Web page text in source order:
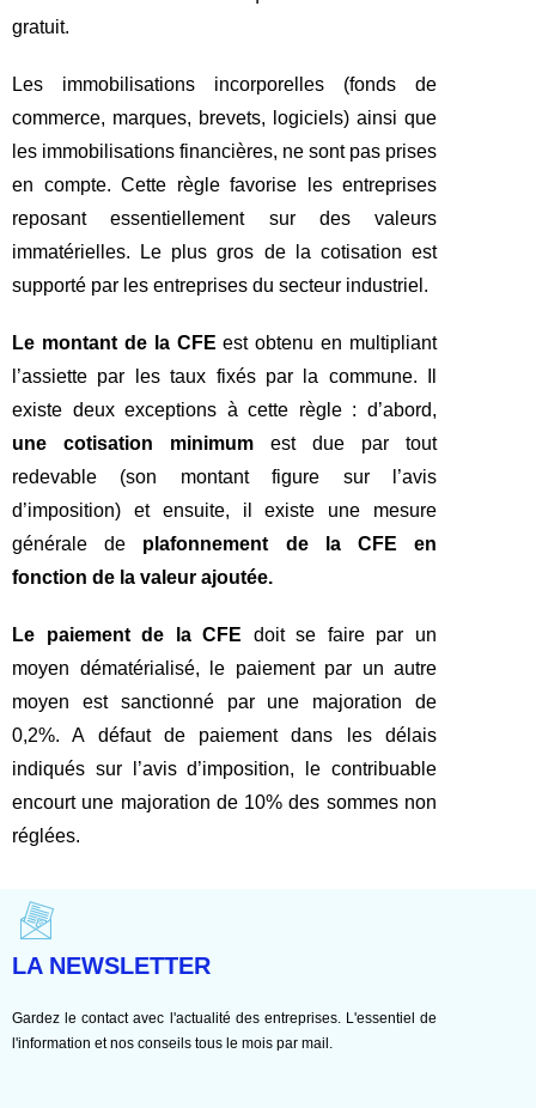
gratuit.
Les immobilisations incorporelles (fonds de
commerce, marques, brevets, logiciels) ainsi que
les immobilisations financières, ne sont pas prises
en compte. Cette règle favorise les entreprises
reposant essentiellement sur des valeurs
immatérielles. Le plus gros de la cotisation est
supporté par les entreprises du secteur industriel.
Le montant de la CFE est obtenu en multipliant
l’assiette par les taux fixés par la commune. Il
existe deux exceptions à cette règle : d’abord,
une cotisation minimum est due par tout
redevable (son montant figure sur l’avis
d’imposition) et ensuite, il existe une mesure
générale de plafonnement de la CFE en
fonction de la valeur ajoutée.
Le paiement de la CFE doit se faire par un
moyen dématérialisé, le paiement par un autre
moyen est sanctionné par une majoration de
0,2%. A défaut de paiement dans les délais
indiqués sur l’avis d’imposition, le contribuable
encourt une majoration de 10% des sommes non
réglées.
LA NEWSLETTER
Gardez le contact avec l'actualité des entreprises. L'essentiel de
l'information et nos conseils tous le mois par mail.